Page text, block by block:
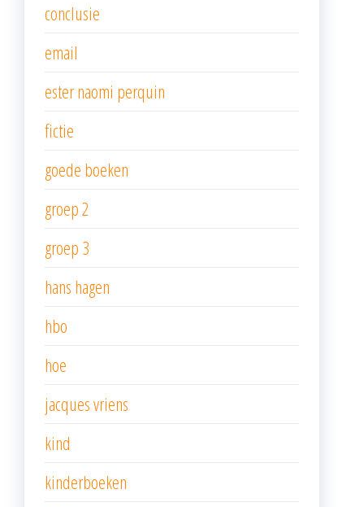
conclusie
email
ester naomi perquin
fictie
goede boeken
groep 2
groep 3
hans hagen
hbo
hoe
jacques vriens
kind
kinderboeken